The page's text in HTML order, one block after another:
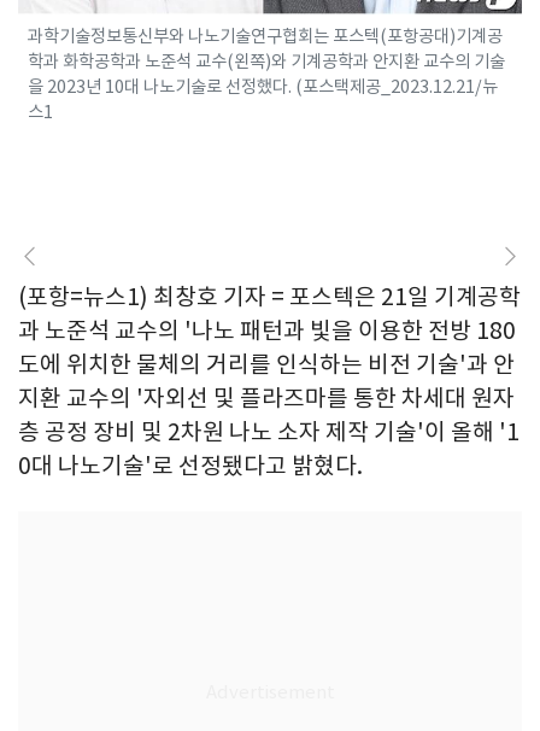
과학기술정보통신부와 나노기술연구협회는 포스텍(포항공대)기계공
학과 화학공학과 노준석 교수(왼쪽)와 기계공학과 안지환 교수의 기술
을 2023년 10대 나노기술로 선정했다. (포스택제공_2023.12.21/뉴
스1
(포항=뉴스1) 최창호 기자 = 포스텍은 21일 기계공학
과 노준석 교수의 '나노 패턴과 빛을 이용한 전방 180
도에 위치한 물체의 거리를 인식하는 비전 기술'과 안
지환 교수의 '자외선 및 플라즈마를 통한 차세대 원자
층 공정 장비 및 2차원 나노 소자 제작 기술'이 올해 '1
0대 나노기술'로 선정됐다고 밝혔다.